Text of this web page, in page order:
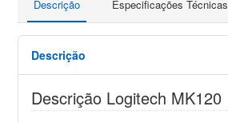
Descrição Especificações Técnicas
Descrição
Descrição Logitech MK120